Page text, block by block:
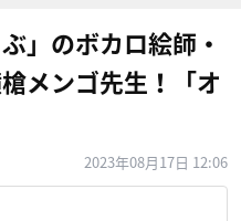
」のボカロ絵師・
メンゴ先生！「オ
2023年08月17日 12:06